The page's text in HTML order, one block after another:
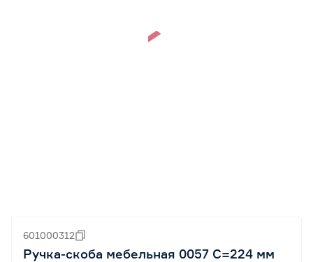
601000312
Ручка-скоба мебельная 0057 С=224 мм